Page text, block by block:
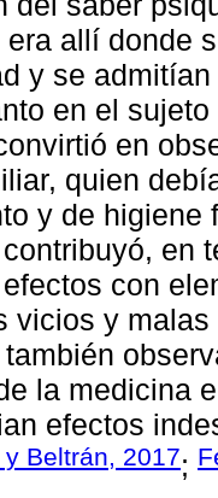
allí donde
y se
en el
en
quien
y de
en
con
vicios y
la medicina
efectos
y Beltrán, 2017;